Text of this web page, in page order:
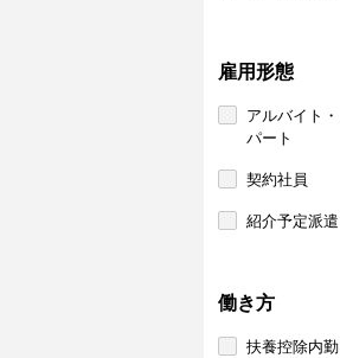
雇用形態
アルバイト・
パート
契約社員
紹介予定派遣
働き方
扶養控除内勤